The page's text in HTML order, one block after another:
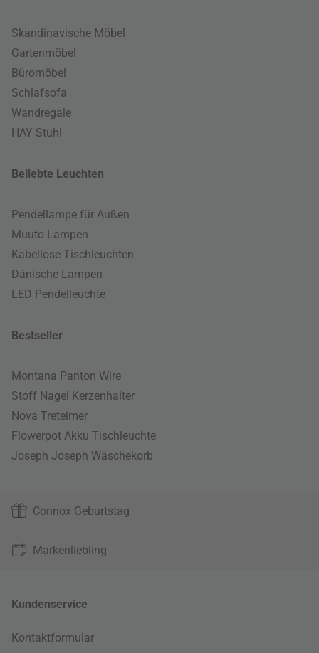
Skandinavische Möbel
Gartenmöbel
Büromöbel
Schlafsofa
Wandregale
HAY Stuhl
Beliebte Leuchten
Pendellampe für Außen
Muuto Lampen
Kabellose Tischleuchten
Dänische Lampen
LED Pendelleuchte
Bestseller
Montana Panton Wire
Stoff Nagel Kerzenhalter
Nova Treteimer
Flowerpot Akku Tischleuchte
Joseph Joseph Wäschekorb
Connox Geburtstag
Markenliebling
Kundenservice
Kontaktformular